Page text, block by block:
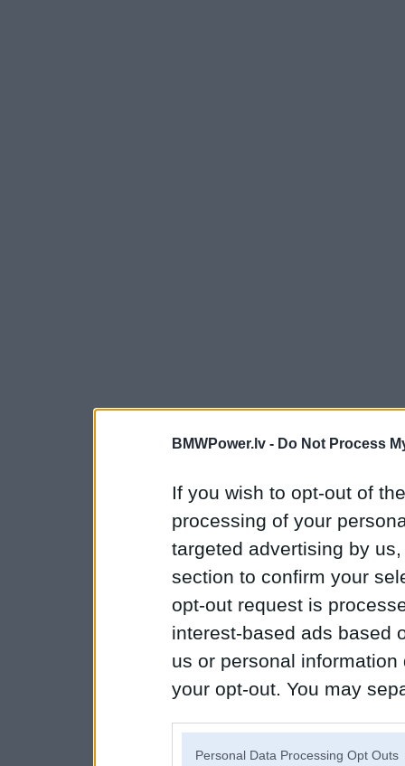
BMWPower.lv - Do Not Process
If you wish to opt-out of
processing of your
targeted advertising by
section to confirm your
opt-out request is
interest-based ads based
us or personal
your opt-out. You may
Personal Data Processing Opt Outs